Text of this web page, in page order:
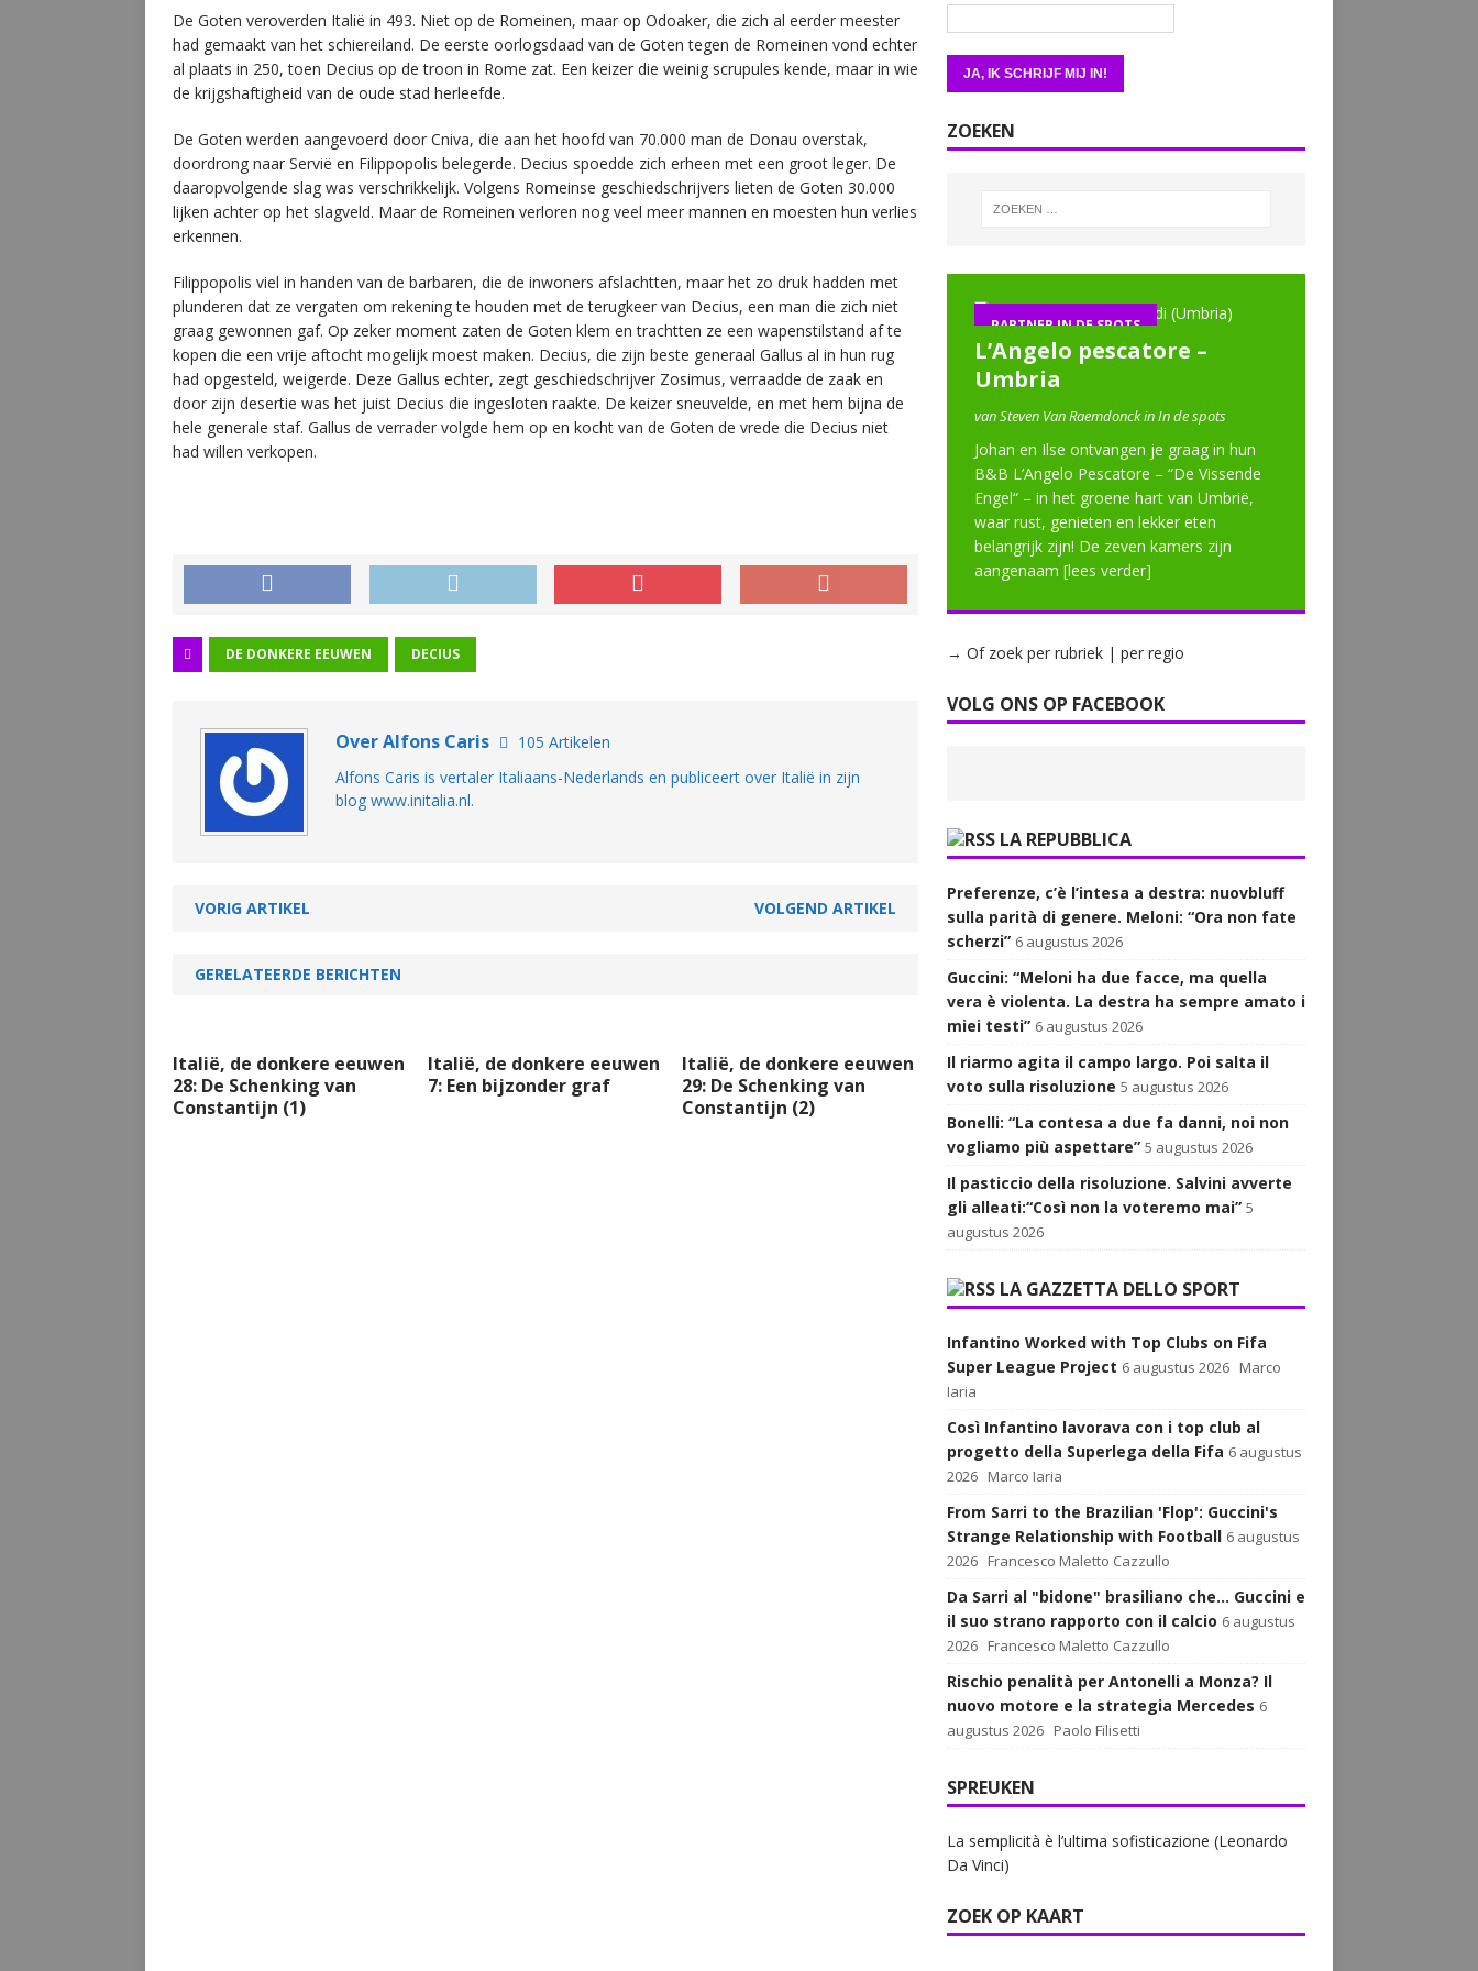
De Goten veroverden Italië in 493. Niet op de Romeinen, maar op Odoaker, die zich al eerder meester
had gemaakt van het schiereiland. De eerste oorlogsdaad van de Goten tegen de Romeinen vond echter
al plaats in 250, toen Decius op de troon in Rome zat. Een keizer die weinig scrupules kende, maar in wie
de krijgshaftigheid van de oude stad herleefde.
De Goten werden aangevoerd door Cniva, die aan het hoofd van 70.000 man de Donau overstak,
doordrong naar Servië en Filippopolis belegerde. Decius spoedde zich erheen met een groot leger. De
daaropvolgende slag was verschrikkelijk. Volgens Romeinse geschiedschrijvers lieten de Goten 30.000
lijken achter op het slagveld. Maar de Romeinen verloren nog veel meer mannen en moesten hun verlies
erkennen.
Filippopolis viel in handen van de barbaren, die de inwoners afslachtten, maar het zo druk hadden met
plunderen dat ze vergaten om rekening te houden met de terugkeer van Decius, een man die zich niet
graag gewonnen gaf. Op zeker moment zaten de Goten klem en trachtten ze een wapenstilstand af te
kopen die een vrije aftocht mogelijk moest maken. Decius, die zijn beste generaal Gallus al in hun rug
had opgesteld, weigerde. Deze Gallus echter, zegt geschiedschrijver Zosimus, verraadde de zaak en
door zijn desertie was het juist Decius die ingesloten raakte. De keizer sneuvelde, en met hem bijna de
hele generale staf. Gallus de verrader volgde hem op en kocht van de Goten de vrede die Decius niet
had willen verkopen.
DE DONKERE EEUWEN DECIUS
Over Alfons Caris
105 Artikelen
Alfons Caris is vertaler Italiaans-Nederlands en publiceert over Italië in zijn
blog www.initalia.nl.
VORIG ARTIKEL VOLGEND ARTIKEL
GERELATEERDE BERICHTEN
Italië, de donkere eeuwen
28: De Schenking van
Constantijn (1)
Italië, de donkere eeuwen
7: Een bijzonder graf
Italië, de donkere eeuwen
29: De Schenking van
Constantijn (2)
ZOEKEN
PARTNER IN DE SPOTS
L’Angelo pescatore –
Umbria
van Steven Van Raemdonck in In de spots
Johan en Ilse ontvangen je graag in hun
B&B L’Angelo Pescatore – “De Vissende
Engel“ – in het groene hart van Umbrië,
waar rust, genieten en lekker eten
belangrijk zijn! De zeven kamers zijn
aangenaam [lees verder]
→ Of zoek per rubriek | per regio
VOLG ONS OP FACEBOOK
LA REPUBBLICA
Preferenze, c’è l’intesa a destra: nuovbluff
sulla parità di genere. Meloni: “Ora non fate
scherzi” 6 augustus 2026
Guccini: “Meloni ha due facce, ma quella
vera è violenta. La destra ha sempre amato i
miei testi” 6 augustus 2026
Il riarmo agita il campo largo. Poi salta il
voto sulla risoluzione 5 augustus 2026
Bonelli: “La contesa a due fa danni, noi non
vogliamo più aspettare” 5 augustus 2026
Il pasticcio della risoluzione. Salvini avverte
gli alleati:“Così non la voteremo mai” 5
augustus 2026
LA GAZZETTA DELLO SPORT
Infantino Worked with Top Clubs on Fifa
Super League Project 6 augustus 2026 Marco
Iaria
Così Infantino lavorava con i top club al
progetto della Superlega della Fifa 6 augustus
2026 Marco Iaria
From Sarri to the Brazilian 'Flop': Guccini's
Strange Relationship with Football 6 augustus
2026 Francesco Maletto Cazzullo
Da Sarri al "bidone" brasiliano che... Guccini e
il suo strano rapporto con il calcio 6 augustus
2026 Francesco Maletto Cazzullo
Rischio penalità per Antonelli a Monza? Il
nuovo motore e la strategia Mercedes 6
augustus 2026 Paolo Filisetti
SPREUKEN
La semplicità è l’ultima sofisticazione (Leonardo
Da Vinci)
ZOEK OP KAART